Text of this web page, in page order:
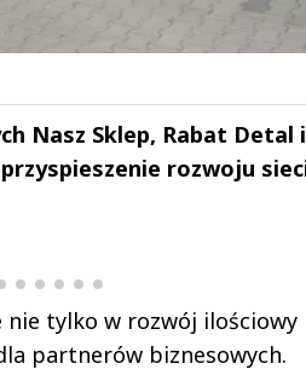
Nasz Sklep, Rabat
rozwoju
tylko w rozwój ilościowy
partnerów biznesowych.